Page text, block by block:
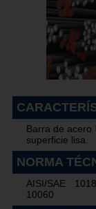
Barra de acero
superficie lisa.
NORMA
AISI/SAE
10060